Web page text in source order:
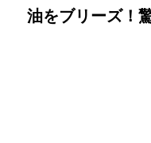
油をブリーズ！